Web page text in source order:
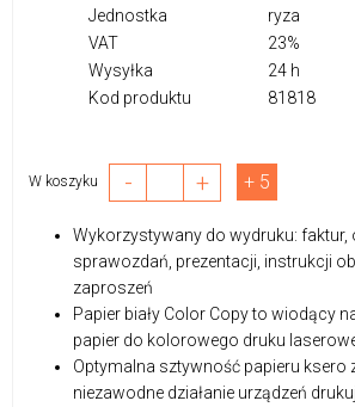
Jednostka
ryza
VAT
23%
Wysyłka
24 h
Kod produktu
81818
W koszyku - + + 5
Wykorzystywany do wydruku: faktur,
sprawozdań, prezentacji, instrukcji
zaproszeń
Papier biały Color Copy to wiodący
papier do kolorowego druku
Optymalna sztywność papieru ksero
niezawodne działanie urządzeń